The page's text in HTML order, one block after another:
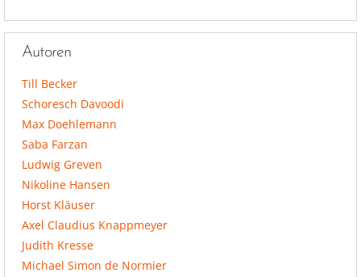
Autoren
Till Becker
Schoresch Davoodi
Max Doehlemann
Saba Farzan
Ludwig Greven
Nikoline Hansen
Horst Kläuser
Axel Claudius Knappmeyer
Judith Kresse
Michael Simon de Normier